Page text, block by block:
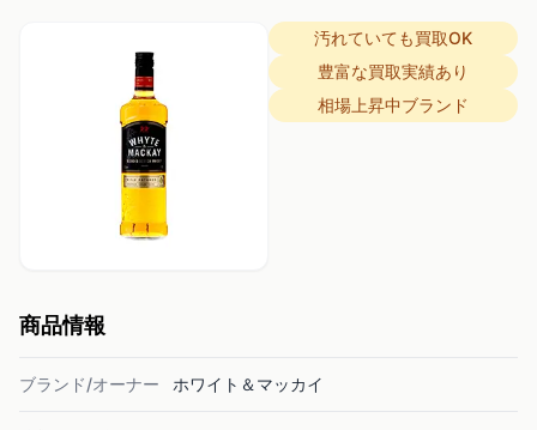
汚れていても買取OK
豊富な買取実績あり
相場上昇中ブランド
商品情報
ブランド/オーナー ホワイト＆マッカイ